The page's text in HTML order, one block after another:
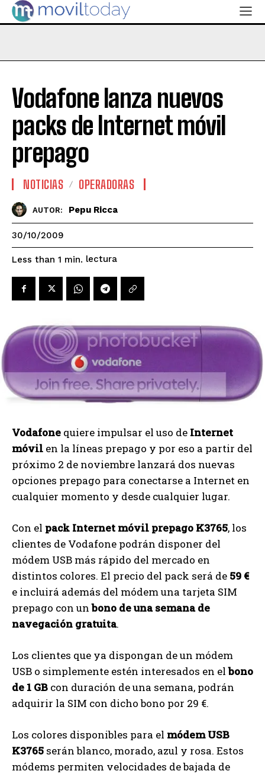
Vodafone lanza nuevos
packs de Internet móvil
prepago
NOTICIAS OPERADORAS
AUTOR: Pepu Ricca
30/10/2009
Less than 1 min. lectura
Vodafone quiere impulsar el uso de Internet
móvil en la líneas prepago y por eso a partir del
próximo 2 de noviembre lanzará dos nuevas
opciones prepago para conectarse a Internet en
cualquier momento y desde cualquier lugar.
Con el pack Internet móvil prepago K3765, los
clientes de Vodafone podrán disponer del
módem USB más rápido del mercado en
distintos colores. El precio del pack será de 59 €
e incluirá además del módem una tarjeta SIM
prepago con unbono de una semana de
navegación gratuita.
Los clientes que ya dispongan de un módem
USB o simplemente estén interesados en elbono
de 1 GB con duración de una semana, podrán
adquirir la SIM con dicho bono por 29 €.
Los colores disponibles para el módem USB
K3765 serán blanco, morado, azul y rosa. Estos
módems permiten velocidades de bajada de